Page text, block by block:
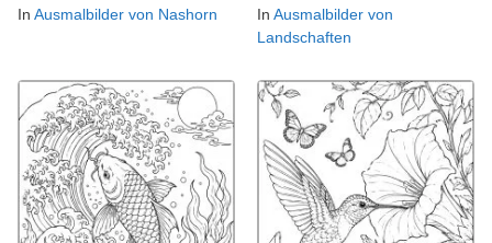
In Ausmalbilder von Nashorn
In Ausmalbilder von
Landschaften